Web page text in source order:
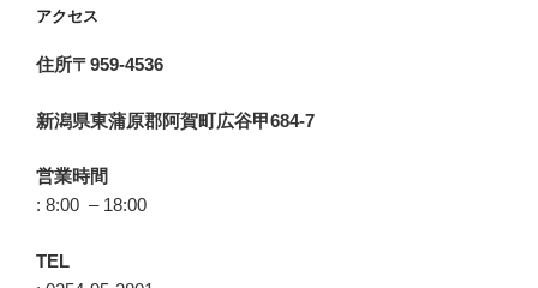
アクセス
住所〒959-4536
新潟県東蒲原郡阿賀町広谷甲684-7
営業時間
: 8:00 – 18:00
TEL